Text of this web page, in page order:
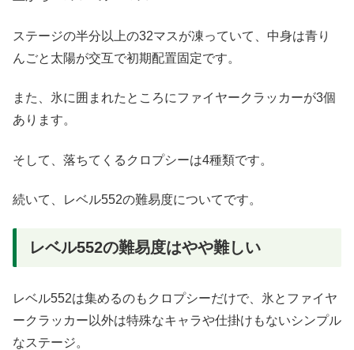
ステージの半分以上の32マスが凍っていて、中身は青り
んごと太陽が交互で初期配置固定です。
また、氷に囲まれたところにファイヤークラッカーが3個
あります。
そして、落ちてくるクロプシーは4種類です。
続いて、レベル552の難易度についてです。
レベル552の難易度はやや難しい
レベル552は集めるのもクロプシーだけで、氷とファイヤ
ークラッカー以外は特殊なキャラや仕掛けもないシンプル
なステージ。